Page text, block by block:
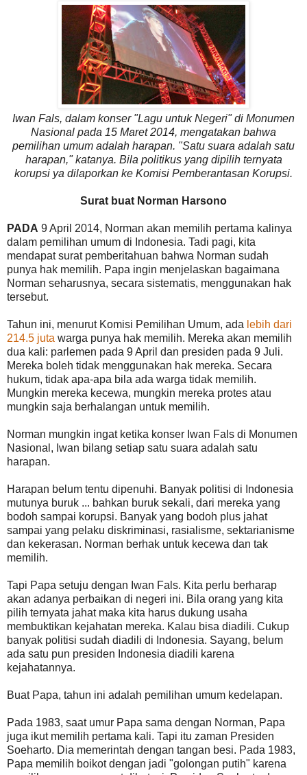
Iwan Fals, dalam konser "Lagu untuk Negeri" di Monumen
Nasional pada 15 Maret 2014, mengatakan bahwa
pemilihan umum adalah harapan. "Satu suara adalah satu
harapan," katanya. Bila politikus yang dipilih ternyata
korupsi ya dilaporkan ke Komisi Pemberantasan Korupsi.
Surat buat Norman Harsono
PADA 9 April 2014, Norman akan memilih pertama kalinya
dalam pemilihan umum di Indonesia. Tadi pagi, kita
mendapat surat pemberitahuan bahwa Norman sudah
punya hak memilih. Papa ingin menjelaskan bagaimana
Norman seharusnya, secara sistematis, menggunakan hak
tersebut.
Tahun ini, menurut Komisi Pemilihan Umum, ada lebih dari
214.5 juta warga punya hak memilih. Mereka akan memilih
dua kali: parlemen pada 9 April dan presiden pada 9 Juli.
Mereka boleh tidak menggunakan hak mereka. Secara
hukum, tidak apa-apa bila ada warga tidak memilih.
Mungkin mereka kecewa, mungkin mereka protes atau
mungkin saja berhalangan untuk memilih.
Norman mungkin ingat ketika konser Iwan Fals di Monumen
Nasional, Iwan bilang setiap satu suara adalah satu
harapan.
Harapan belum tentu dipenuhi. Banyak politisi di Indonesia
mutunya buruk ... bahkan buruk sekali, dari mereka yang
bodoh sampai korupsi. Banyak yang bodoh plus jahat
sampai yang pelaku diskriminasi, rasialisme, sektarianisme
dan kekerasan. Norman berhak untuk kecewa dan tak
memilih.
Tapi Papa setuju dengan Iwan Fals. Kita perlu berharap
akan adanya perbaikan di negeri ini. Bila orang yang kita
pilih ternyata jahat maka kita harus dukung usaha
membuktikan kejahatan mereka. Kalau bisa diadili. Cukup
banyak politisi sudah diadili di Indonesia. Sayang, belum
ada satu pun presiden Indonesia diadili karena
kejahatannya.
Buat Papa, tahun ini adalah pemilihan umum kedelapan.
Pada 1983, saat umur Papa sama dengan Norman, Papa
juga ikut memilih pertama kali. Tapi itu zaman Presiden
Soeharto. Dia memerintah dengan tangan besi. Pada 1983,
Papa memilih boikot dengan jadi "golongan putih" karena